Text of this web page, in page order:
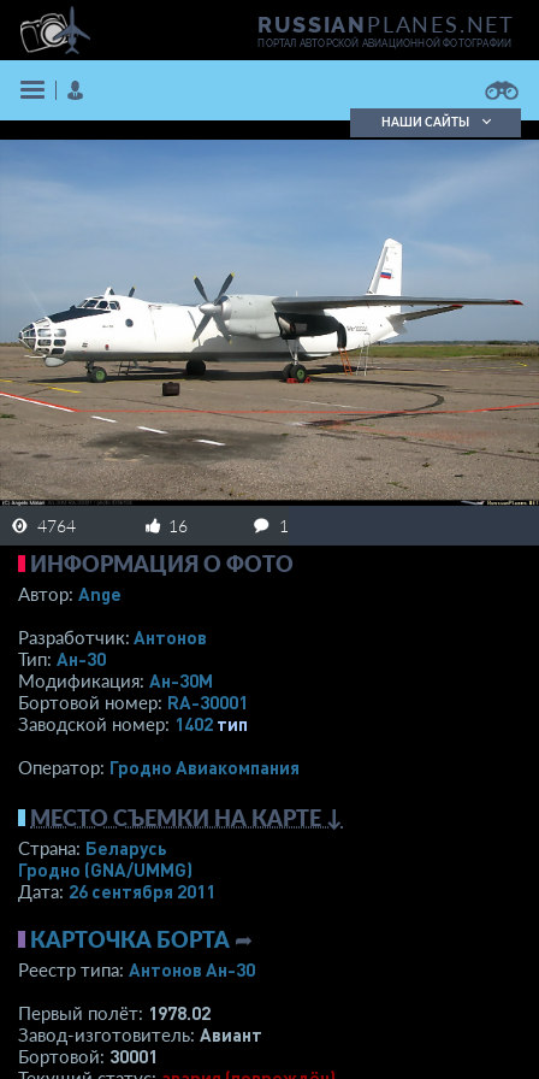
RUSSIANPLANES.NET
ПОРТАЛ АВТОРСКОЙ АВИАЦИОННОЙ ФОТОГРАФИИ
ЗАРЕГИСТРИРОВАТЬСЯ
НАШИ САЙТЫ
4764 16 1
ИНФОРМАЦИЯ О ФОТО
Автор: Ange
Разработчик: Антонов
Тип: Ан-30
Модификация: Ан-30М
Бортовой номер: RA-30001
Заводской номер: 1402 тип
Оператор: Гродно Авиакомпания
МЕСТО СЪЕМКИ НА КАРТЕ ↓
Страна: Беларусь
Гродно (GNA/UMMG)
Дата: 26 сентября 2011
КАРТОЧКА БОРТА ➦
Реестр типа: Антонов Ан-30
Первый полёт: 1978.02
Завод-изготовитель: Авиант
Бортовой: 30001